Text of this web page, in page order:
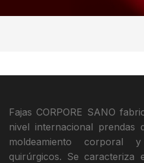
Fajas CORPORE SANO
nivel internacional prendas
moldeamiento corporal
quirúrgicos. Se caracteriza